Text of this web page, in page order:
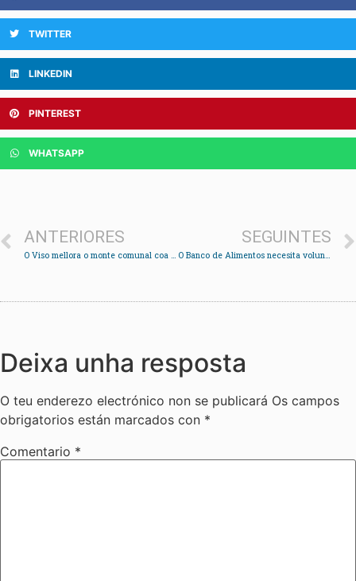
TWITTER
LINKEDIN
PINTEREST
WHATSAPP
ANTERIORES
O Viso mellora o monte comunal coa plantación de 500 árbores frondosas
SEGUINTES
O Banco de Alimentos necesita voluntarios para varias Operacións Quilo
Deixa unha resposta
O teu enderezo electrónico non se publicará Os campos
obrigatorios están marcados con *
Comentario *